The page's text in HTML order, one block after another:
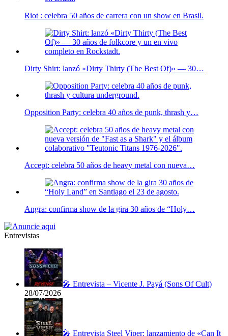
Riot : celebra 50 años de carrera con un show en Brasil.
Dirty Shirt: lanzó «Dirty Thirty (The Best Of)» — 30…
Opposition Party: celebra 40 años de punk, thrash y…
Accept: celebra 50 años de heavy metal con nueva…
Angra: confirma show de la gira 30 años de “Holy…
Entrevistas
🎤 Entrevista – Vicente J. Payá (Sons Of Cult)
28/07/2026
🎤 Entrevista Steel Viper: lanzamiento de «Can It